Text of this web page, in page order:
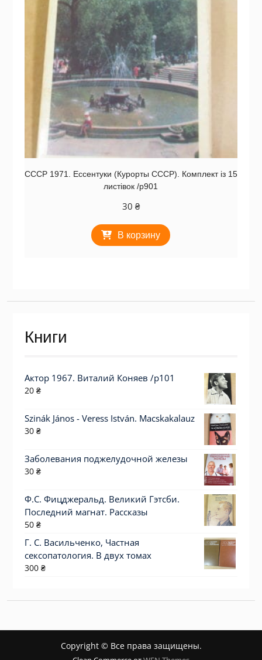
СССР 1971. Ессентуки (Курорты СССР). Комплект із 15
листівок /р901
30 ₴
В корзину
Книги
Актор 1967. Виталий Коняев /p101
20 ₴
Szinák János - Veress István. Macskakalauz
30 ₴
Заболевания поджелудочной железы
30 ₴
Ф.С. Фицджеральд. Великий Гэтсби.
Последний магнат. Рассказы
50 ₴
Г. С. Васильченко, Частная
сексопатология. В двух томах
300 ₴
Copyright © Все права защищены.